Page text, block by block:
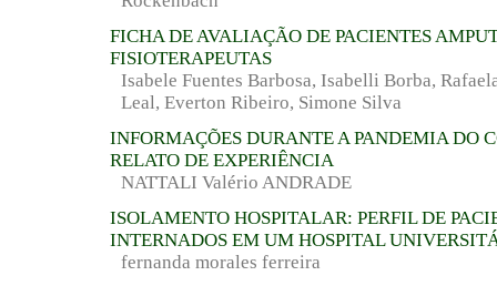
FICHA DE AVALIAÇÃO DE PACIENTES
FISIOTERAPEUTAS
Isabele Fuentes Barbosa, Isabelli Borba,
Leal, Everton Ribeiro, Simone Silva
INFORMAÇÕES DURANTE A PANDEMIA DO
RELATO DE EXPERIÊNCIA
NATTALI Valério ANDRADE
ISOLAMENTO HOSPITALAR: PERFIL DE
INTERNADOS EM UM HOSPITAL
fernanda morales ferreira